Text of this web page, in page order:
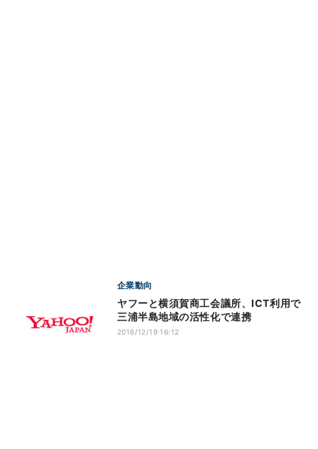
企業動向
ヤフーと横須賀商工会議所、ICT利用で
三浦半島地域の活性化で連携
2016/12/19 16:12